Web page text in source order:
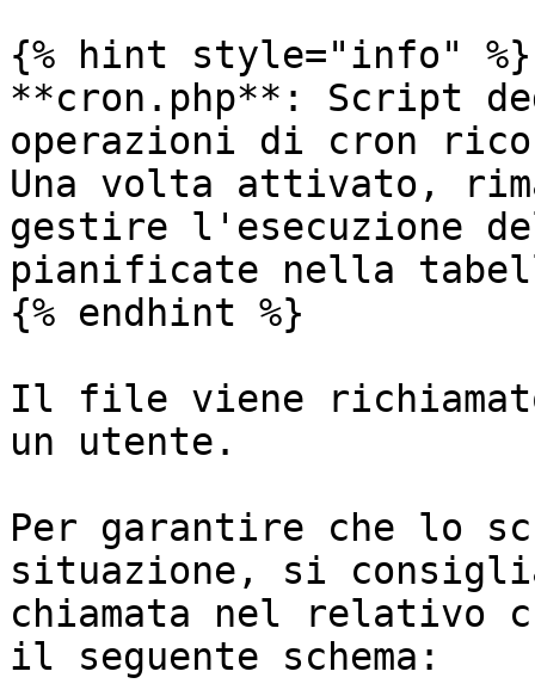
{% hint style="info" %}
**cron.php**: Script
operazioni di cron
Una volta attivato,
gestire l'esecuzione
pianificate nella
{% endhint %}
Il file viene
un utente.
Per garantire che lo
situazione, si
chiamata nel relativo
il seguente schema: